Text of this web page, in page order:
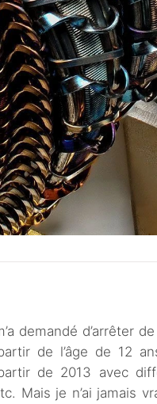
demandé d’arrêter
de l’âge de 12
de 2013 avec
Mais je n’ai jamais